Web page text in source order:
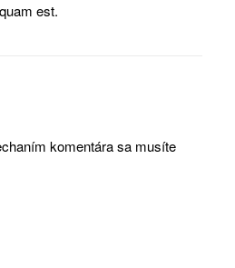
est.
komentára sa musíte